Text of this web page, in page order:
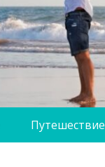
Путешествие